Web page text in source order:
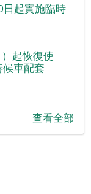
起實施臨時
起恢復使
車配套
查看全部